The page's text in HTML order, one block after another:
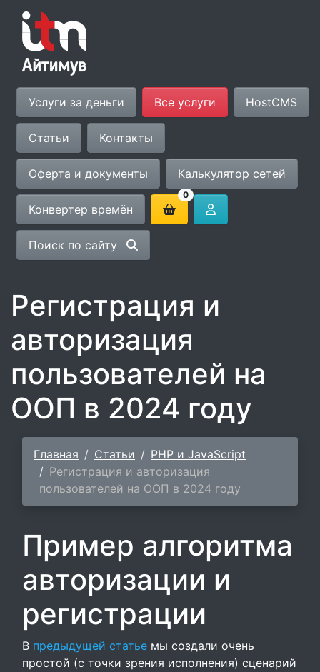
Услуги за деньги Все услуги HostCMS
Статьи Контакты
Оферта и документы Калькулятор сетей
Конвертер времён
0
Поиск по сайту
Регистрация и
авторизация
пользователей на
ООП в 2024 году
Главная Статьи
PHP и JavaScript
Регистрация и авторизация
пользователей на ООП в 2024 году
Пример алгоритма
авторизации и
регистрации
В предыдущей статье мы создали очень
простой (с точки зрения исполнения) сценарий